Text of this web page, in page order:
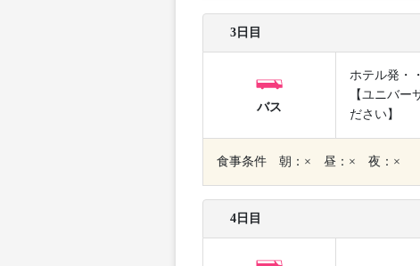
3日目
バス
ホテル発・
【ユニバ
ださい】
食事条件 朝：× 昼：× 夜：×
4日目